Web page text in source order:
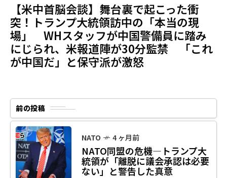
【米中首脳会談】舞台裏で起こった衝
突！トランプ大統領訪中の「本当の現
場」 WHスタッフが中国警備員に踏み
にじられ、米報道陣が30分監禁 「これ
が中国だ」と保守派が激怒
前の投稿
NATO 4 ヶ月前
NATO同盟の危機―トランプ大
統領が「離脱に議会承認は必要
ない」と警告した真意